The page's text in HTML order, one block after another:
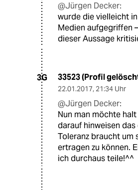
@Jürgen Decker:
wurde die vielleicht
Medien aufgegriffen
dieser Aussage
3G 33523 (Profil
22.01.2017, 21:34 Uhr
@Jürgen Decker:
Nun man möchte
darauf hinweisen das
Toleranz braucht um
ertragen zu können.
ich durchaus teile!^^